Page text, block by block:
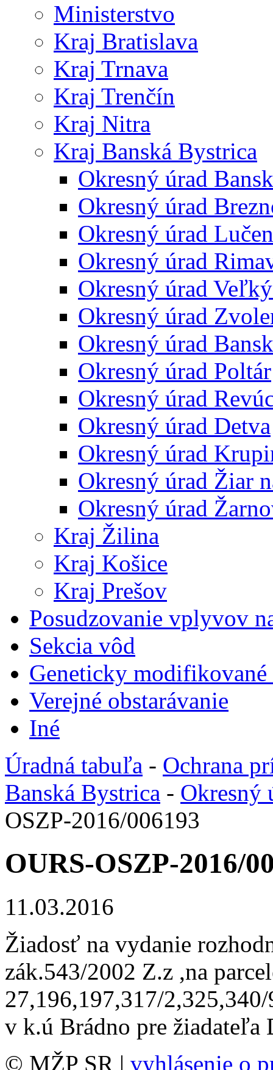
Ministerstvo
Kraj Bratislava
Kraj Trnava
Kraj Trenčín
Kraj Nitra
Kraj Banská Bystrica
Okresný úrad
Okresný úrad
Okresný úrad
Okresný úrad
Okresný úrad
Okresný úrad
Okresný úrad
Okresný úrad Poltár
Okresný úrad
Okresný úrad Detva
Okresný úrad
Okresný úrad Žiar
Okresný úrad
Kraj Žilina
Kraj Košice
Kraj Prešov
Posudzovanie vplyvov
Sekcia vôd
Geneticky
Verejné obstarávanie
Iné
Úradná tabuľa - Ochrana
Banská Bystrica - Okresný
OSZP-2016/006193
OURS-OSZP-2016/
11.03.2016
Žiadosť na vydanie
zák.543/2002 Z.z ,na
27,196,197,317/
v k.ú Brádno pre žiadateľa
© MŽP SR | vyhlásenie o